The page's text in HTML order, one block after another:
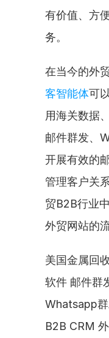
有价值、方
务。
在当今的外
客智能体可
用海关数据
邮件群发、
开展有效的
管理客户关
贸B2B行业
外贸网站的
美国金属回
软件 邮件群
Whatsapp
B2B CRM